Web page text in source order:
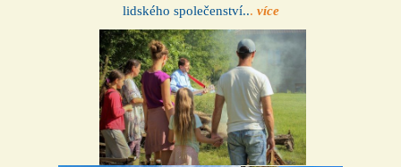
lidského společenství... více